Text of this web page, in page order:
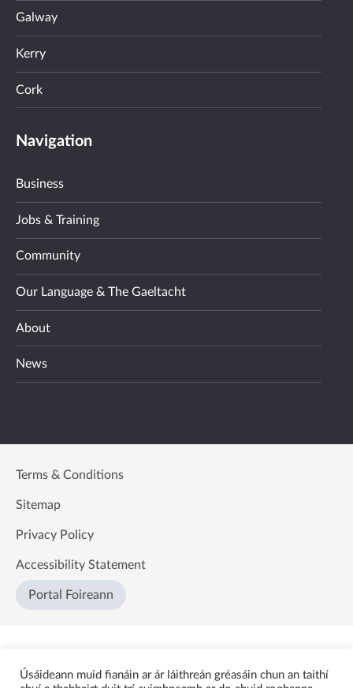
Galway
Kerry
Cork
Navigation
Business
Jobs & Training
Community
Our Language & The Gaeltacht
About
News
Terms & Conditions
Sitemap
Privacy Policy
Accessibility Statement
Portal Foireann
Úsáideann muid fianáin ar ár láithreán gréasáin chun an taithí